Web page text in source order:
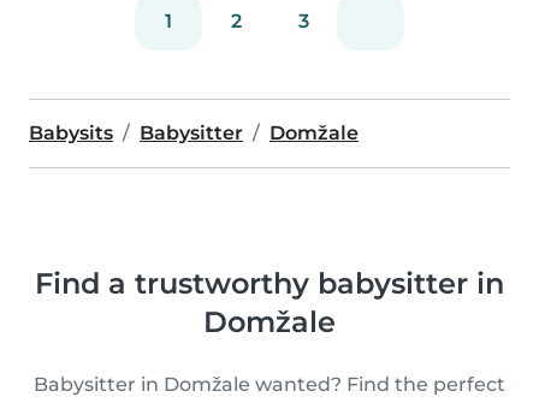
1 2 3
Babysits Babysitter Domžale
Find a trustworthy babysitter in
Domžale
Babysitter in Domžale wanted? Find the perfect